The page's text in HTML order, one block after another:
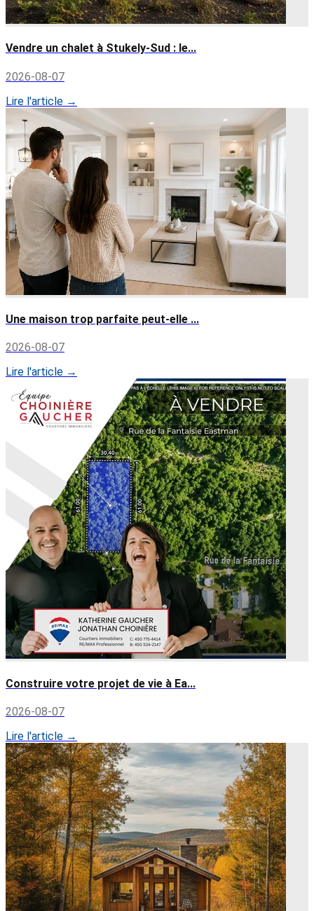
Vendre un chalet à Stukely-Sud : le...
2026-08-07
Lire l'article →
Une maison trop parfaite peut-elle ...
2026-08-07
Lire l'article →
Construire votre projet de vie à Ea...
2026-08-07
Lire l'article →